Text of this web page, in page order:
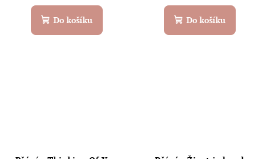
Do košíku Do košíku